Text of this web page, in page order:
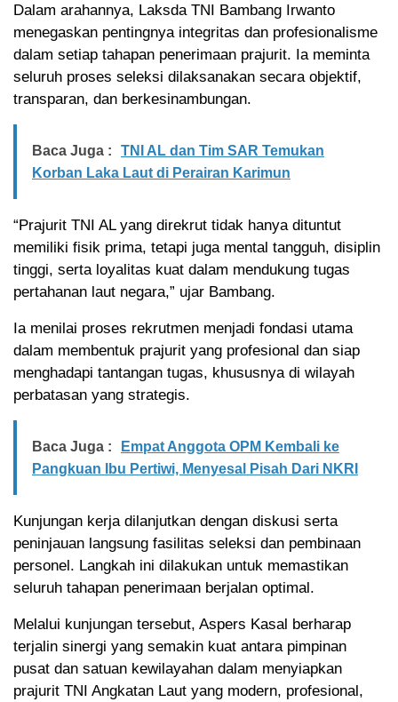
Dalam arahannya, Laksda TNI Bambang Irwanto
menegaskan pentingnya integritas dan profesionalisme
dalam setiap tahapan penerimaan prajurit. Ia meminta
seluruh proses seleksi dilaksanakan secara objektif,
transparan, dan berkesinambungan.
Baca Juga :
TNI AL dan Tim SAR Temukan
Korban Laka Laut di Perairan Karimun
“Prajurit TNI AL yang direkrut tidak hanya dituntut
memiliki fisik prima, tetapi juga mental tangguh, disiplin
tinggi, serta loyalitas kuat dalam mendukung tugas
pertahanan laut negara,” ujar Bambang.
Ia menilai proses rekrutmen menjadi fondasi utama
dalam membentuk prajurit yang profesional dan siap
menghadapi tantangan tugas, khususnya di wilayah
perbatasan yang strategis.
Baca Juga :
Empat Anggota OPM Kembali ke
Pangkuan Ibu Pertiwi, Menyesal Pisah Dari NKRI
Kunjungan kerja dilanjutkan dengan diskusi serta
peninjauan langsung fasilitas seleksi dan pembinaan
personel. Langkah ini dilakukan untuk memastikan
seluruh tahapan penerimaan berjalan optimal.
Melalui kunjungan tersebut, Aspers Kasal berharap
terjalin sinergi yang semakin kuat antara pimpinan
pusat dan satuan kewilayahan dalam menyiapkan
prajurit TNI Angkatan Laut yang modern, profesional,